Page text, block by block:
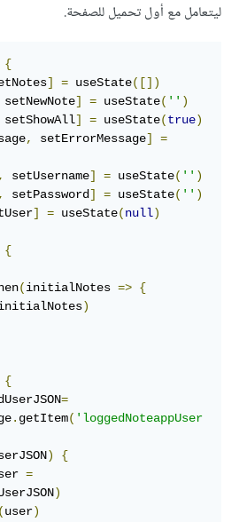
ليتعامل مع أول تحميل للصفحة.
{
] = useState([])
setNewNote] = useState( '' )
setShowAll] = useState(true)
, setErrorMessage]
=
, setUsername] = useState( '' )
, setPassword] = useState( '' )
] = useState(null)
{
(initialNotes => {
)
{
=
. getItem( 'loggedNoteappUser
)
{
=
)
(user)